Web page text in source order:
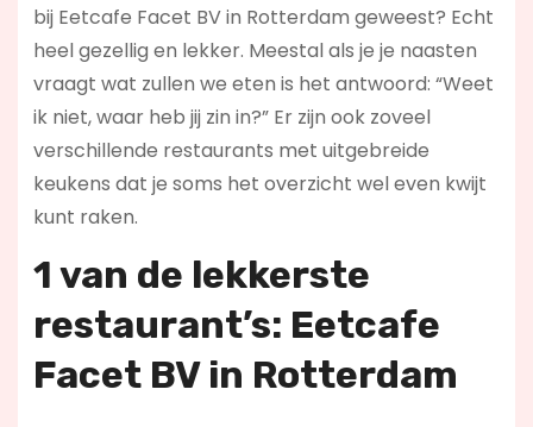
bij Eetcafe Facet BV in Rotterdam geweest? Echt
heel gezellig en lekker. Meestal als je je naasten
vraagt wat zullen we eten is het antwoord: “Weet
ik niet, waar heb jij zin in?” Er zijn ook zoveel
verschillende restaurants met uitgebreide
keukens dat je soms het overzicht wel even kwijt
kunt raken.
1 van de lekkerste
restaurant’s: Eetcafe
Facet BV in Rotterdam